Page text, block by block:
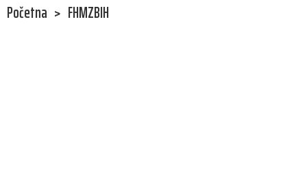
Početna > FHMZBIH